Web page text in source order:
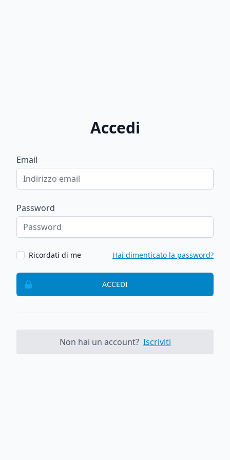
Accedi
Email
Password
Ricordati di me Hai dimenticato la password?
ACCEDI
Non hai un account? Iscriviti